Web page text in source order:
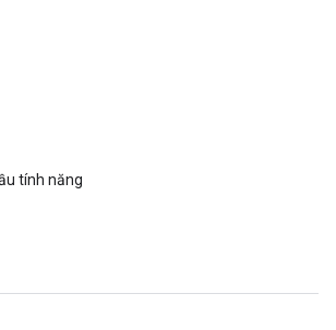
tính năng